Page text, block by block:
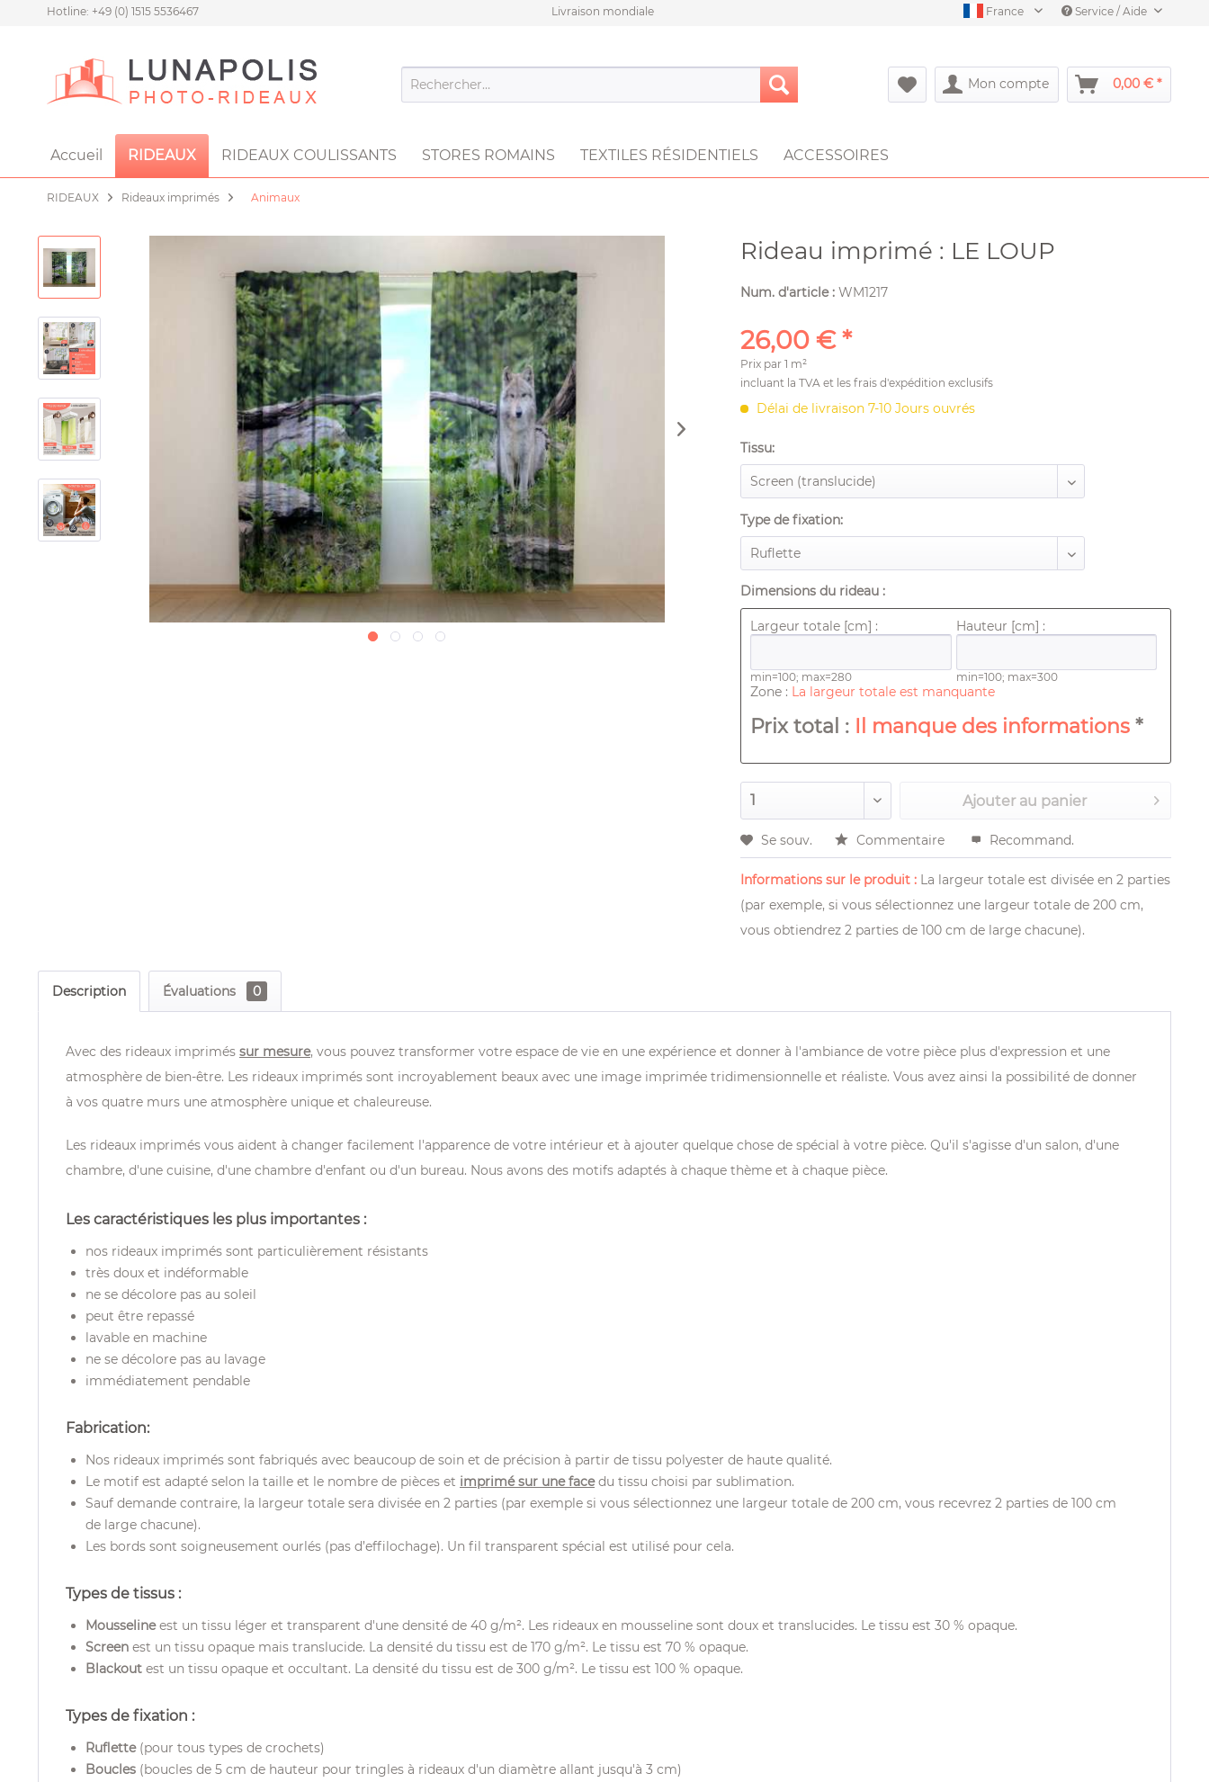
Hotline: +49 (0) 1515 5536467 Livraison mondiale France Service / Aide
Mon compte 0,00 € *
Accueil RIDEAUX RIDEAUX COULISSANTS STORES ROMAINS TEXTILES RÉSIDENTIELS ACCESSOIRES
RIDEAUX Rideaux imprimés Animaux
Rideau imprimé : LE LOUP
Num. d'article :WM1217
26,00 € *
Prix par1 m²
incluant la TVA et lesfrais d'expédition exclusifs
Délai de livraison 7-10 Jours ouvrés
Tissu:
Type de fixation:
Dimensions du rideau :
Largeur totale [cm] : Hauteur [cm] :
min=100; max=280 min=100; max=300
Zone : La largeur totale est manquante
Prix ​​total : Il manque des informations *
Ajouter au panier
Se souv. Commentaire Recommand.
Informations sur le produit : La largeur totale est divisée en 2 parties
(par exemple, si vous sélectionnez une largeur totale de 200 cm,
vous obtiendrez 2 parties de 100 cm de large chacune).
Description Évaluations 0
Avec des rideaux imprimés sur mesure, vous pouvez transformer votre espace de vie en une expérience et donner à l'ambiance de votre pièce plus d'expression et une
atmosphère de bien-être. Les rideaux imprimés sont incroyablement beaux avec une image imprimée tridimensionnelle et réaliste. Vous avez ainsi la possibilité de donner
à vos quatre murs une atmosphère unique et chaleureuse.
Les rideaux imprimés vous aident à changer facilement l'apparence de votre intérieur et à ajouter quelque chose de spécial à votre pièce. Qu'il s'agisse d'un salon, d'une
chambre, d'une cuisine, d'une chambre d'enfant ou d'un bureau. Nous avons des motifs adaptés à chaque thème et à chaque pièce.
Les caractéristiques les plus importantes :
nos rideaux imprimés sont particulièrement résistants
très doux et indéformable
ne se décolore pas au soleil
peut être repassé
lavable en machine
ne se décolore pas au lavage
immédiatement pendable
Fabrication:
Nos rideaux imprimés sont fabriqués avec beaucoup de soin et de précision à partir de tissu polyester de haute qualité.
Le motif est adapté selon la taille et le nombre de pièces et imprimé sur une facedu tissu choisi par sublimation.
Sauf demande contraire, la largeur totale sera divisée en 2 parties (par exemple si vous sélectionnez une largeur totale de 200 cm, vous recevrez 2 parties de 100 cm
de large chacune).
Les bords sont soigneusement ourlés (pas d’effilochage). Un fil transparent spécial est utilisé pour cela.
Types de tissus :
Мousselineest un tissu léger et transparent d'une densité de 40 g/m². Les rideaux en mousseline sont doux et translucides. Le tissu est 30 % opaque.
Screen est un tissu opaque mais translucide. La densité du tissu est de 170 g/m². Le tissu est 70 % opaque.
Blackout est un tissu opaque et occultant. La densité du tissu est de 300 g/m². Le tissu est 100 % opaque.
Types de fixation :
Ruflette(pour tous types de crochets)
Boucles (boucles de 5 cm de hauteur pour tringles à rideaux d'un diamètre allant jusqu'à 3 cm)